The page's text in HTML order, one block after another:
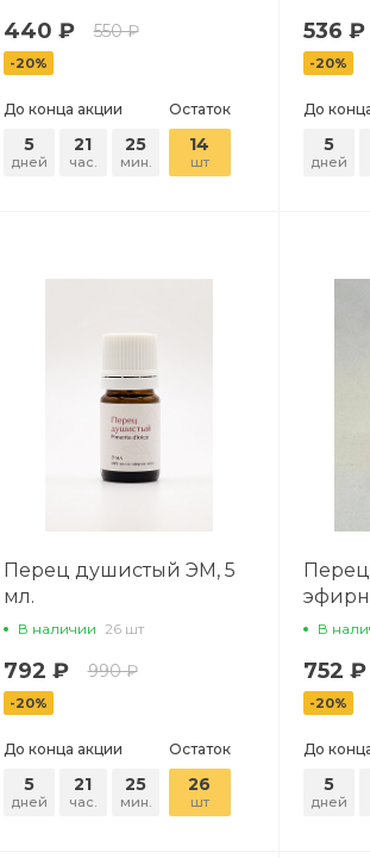
440 ₽ 550 ₽
-20%
До конца акции
5
дней
21
час.
25
мин.
Остаток
14
шт
536 ₽
-20%
До
5
дней
Перец душистый ЭМ, 5
мл.
В наличии 26 шт
792 ₽ 990 ₽
-20%
До конца акции
5
дней
21
час.
25
мин.
Остаток
26
шт
В
752 ₽
-20%
До
5
дней